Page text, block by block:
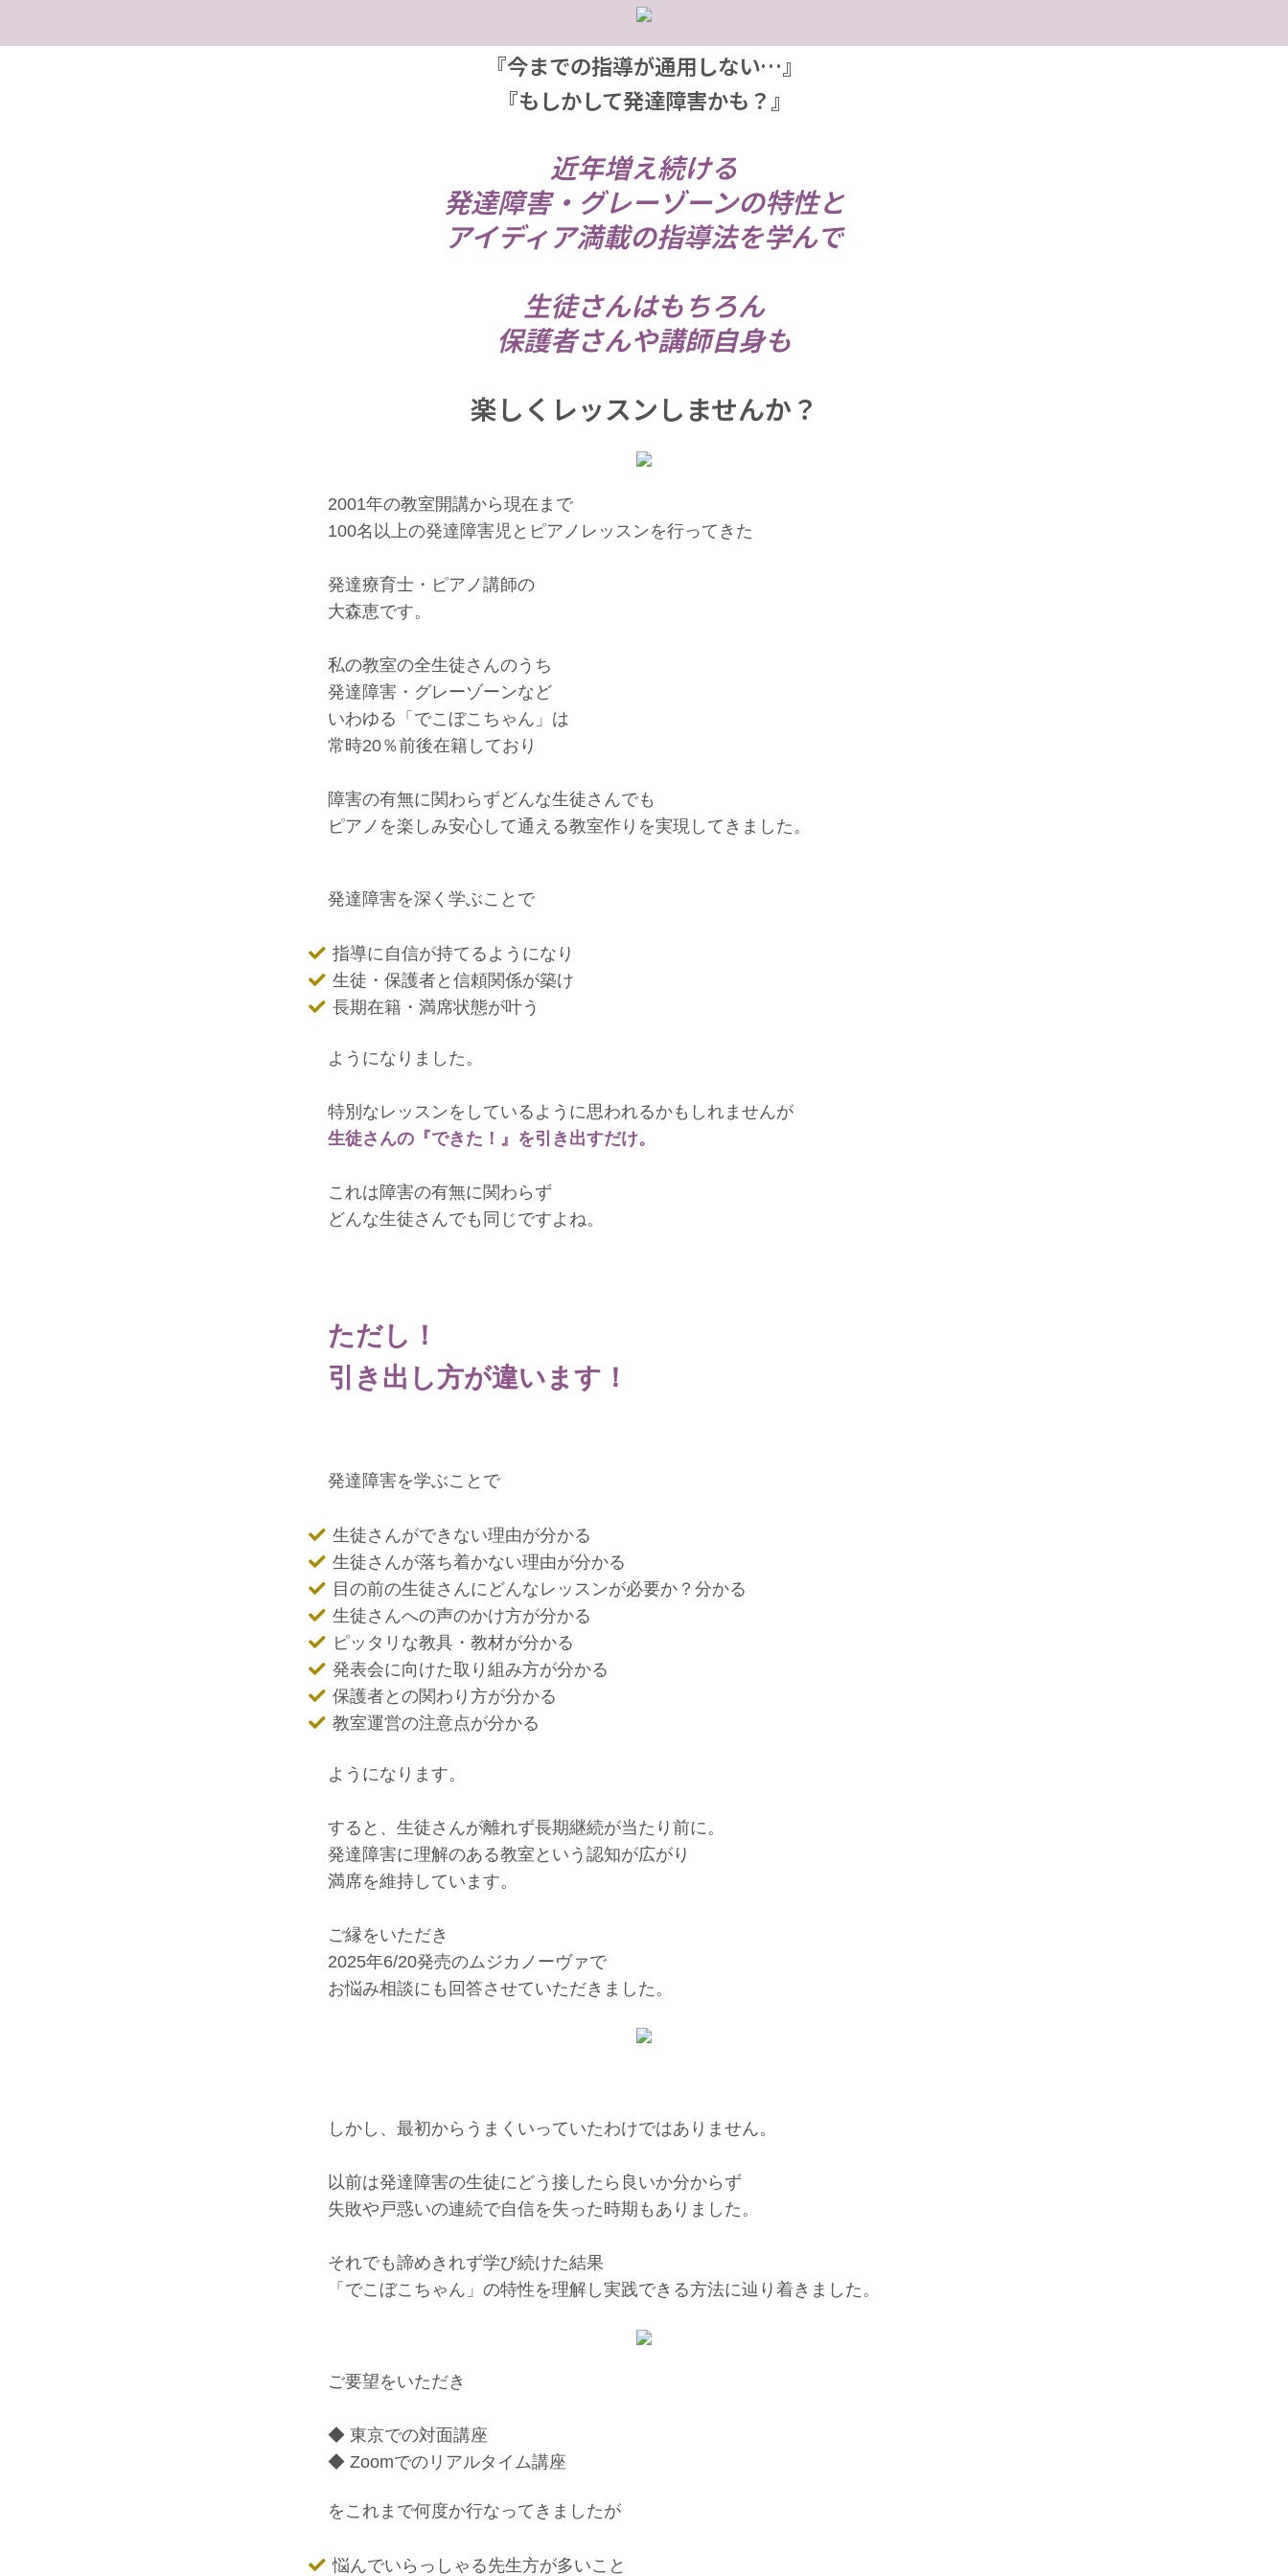
『今までの指導が通用しない…』
『もしかして発達障害かも？』
近年増え続ける
発達障害・グレーゾーンの特性と
アイディア満載の指導法を学んで
生徒さんはもちろん
保護者さんや講師自身も
楽しくレッスンしませんか？
2001年の教室開講から現在まで
100名以上の発達障害児とピアノレッスンを行ってきた
発達療育士・ピアノ講師の
大森恵です。
私の教室の全生徒さんのうち
発達障害・グレーゾーンなど
いわゆる「でこぼこちゃん」は
常時20％前後在籍しており
障害の有無に関わらずどんな生徒さんでも
ピアノを楽しみ安心して通える教室作りを実現してきました。
発達障害を深く学ぶことで
指導に自信が持てるようになり
生徒・保護者と信頼関係が築け
長期在籍・満席状態が叶う
ようになりました。
特別なレッスンをしているように思われるかもしれませんが
生徒さんの『できた！』を引き出すだけ。
これは障害の有無に関わらず
どんな生徒さんでも同じですよね。
ただし！
引き出し方が違います！
発達障害を学ぶことで
生徒さんができない理由が分かる
生徒さんが落ち着かない理由が分かる
目の前の生徒さんにどんなレッスンが必要か？分かる
生徒さんへの声のかけ方が分かる
ピッタリな教具・教材が分かる
発表会に向けた取り組み方が分かる
保護者との関わり方が分かる
教室運営の注意点が分かる
ようになります。
すると、生徒さんが離れず長期継続が当たり前に。
発達障害に理解のある教室という認知が広がり
満席を維持しています。
ご縁をいただき
2025年6/20発売のムジカノーヴァで
お悩み相談にも回答させていただきました。
しかし、最初からうまくいっていたわけではありません。
以前は発達障害の生徒にどう接したら良いか分からず
失敗や戸惑いの連続で自信を失った時期もありました。
それでも諦めきれず学び続けた結果
「でこぼこちゃん」の特性を理解し実践できる方法に辿り着きました。
ご要望をいただき
◆ 東京での対面講座
◆ Zoomでのリアルタイム講座
をこれまで何度か行なってきましたが
悩んでいらっしゃる先生方が多いこと